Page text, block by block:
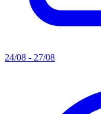
24/08 - 27/08